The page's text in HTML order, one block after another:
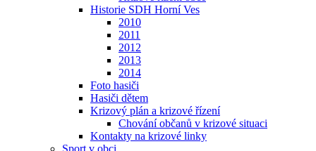
Historie SDH Horní Ves
2010
2011
2012
2013
2014
Foto hasiči
Hasiči dětem
Krizový plán a krizové řízení
Chování občanů v krizové situaci
Kontakty na krizové linky
Sport v obci